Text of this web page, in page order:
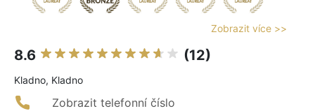
Zobrazit více >>
8.6 (12)
Kladno, Kladno
Zobrazit telefonní číslo